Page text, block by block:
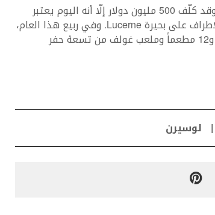
تتطلّب بناء منتجع Bürgenstock Resort أكثر من تسع سنوات وقد كلّف 500 مليون دولار إلّا أنه اليوم يعتبر
المخبأ السويسري التاريخي. يتميّز هذا المنتجع بأنه مترامي الاطراف على بحيرة Lucerne. وفي ربيع هذا العام،
سيحتفل بافتتاح المشروع الكبير جداً والذي يضم أربعة فنادق و12 مطعماً وملعب غولف من تسعة حفر
لوسيرن